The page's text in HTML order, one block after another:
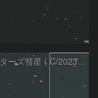
パンスターズ彗星 ( C/2023R1 ) ：2026/05/30